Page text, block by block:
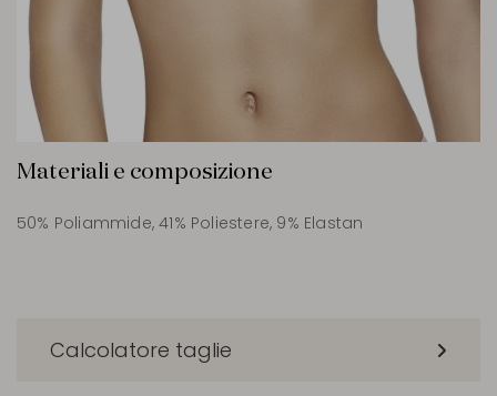
Materiali e composizione
50% Poliammide, 41% Poliestere, 9% Elastan
Calcolatore taglie